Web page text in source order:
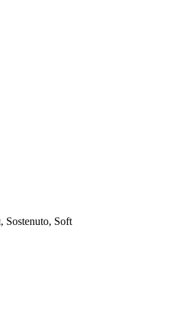
Sostenuto, Soft